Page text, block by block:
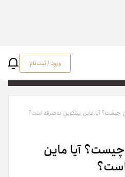
ورود / ثبت‌نام
چیست؟ آیا ماین بیتکوین به‌صرفه است؟
آیا ماین